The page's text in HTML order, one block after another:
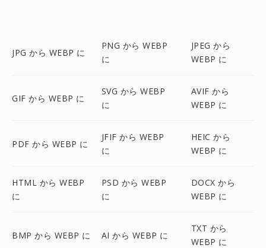
JPG から WEBP に
PNG から WEBP
に
JPEG から
WEBP に
GIF から WEBP に
SVG から WEBP
に
AVIF から
WEBP に
PDF から WEBP に
JFIF から WEBP
に
HEIC から
WEBP に
HTML から WEBP
に
PSD から WEBP
に
DOCX から
WEBP に
BMP から WEBP に AI から WEBP に
TXT から
WEBP に